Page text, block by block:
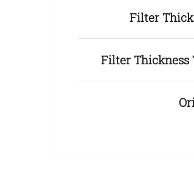
Filter
Filter Thickness